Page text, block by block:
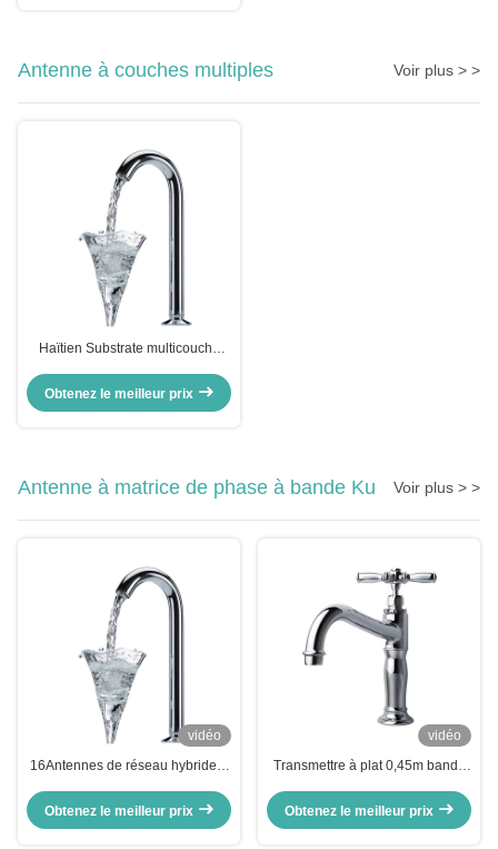
Antenne à couches multiples Voir plus > >
Haïtien Substrate multicouche
applications sans fil
Obtenez le meilleur prix
Antenne à matrice de phase à bande Ku Voir plus > >
vidéo
16Antennes de réseau hybride à
systèmes mobiles de
communication par satellite
Obtenez le meilleur prix
vidéo
Transmettre à plat 0,45m bande
communication par satellite
Systèmes FSS Plateformes
Obtenez le meilleur prix